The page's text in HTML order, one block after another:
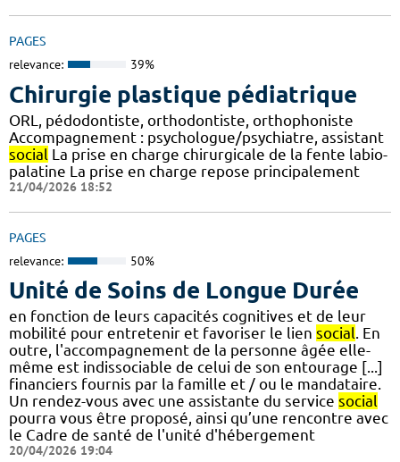
PAGES
relevance: 39%
Chirurgie plastique pédiatrique
ORL, pédodontiste, orthodontiste, orthophoniste
Accompagnement : psychologue/psychiatre, assistant
social La prise en charge chirurgicale de la fente labio-
palatine La prise en charge repose principalement
21/04/2026 18:52
PAGES
relevance: 50%
Unité de Soins de Longue Durée
en fonction de leurs capacités cognitives et de leur
mobilité pour entretenir et favoriser le lien social. En
outre, l'accompagnement de la personne âgée elle-
même est indissociable de celui de son entourage [...]
financiers fournis par la famille et / ou le mandataire.
Un rendez-vous avec une assistante du service social
pourra vous être proposé, ainsi qu’une rencontre avec
le Cadre de santé de l'unité d'hébergement
20/04/2026 19:04